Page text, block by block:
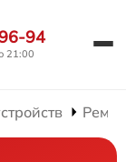
94
21:00